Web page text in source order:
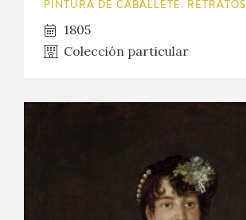
PINTURA DE CABALLETE. RETRATOS
1805
Colección particular